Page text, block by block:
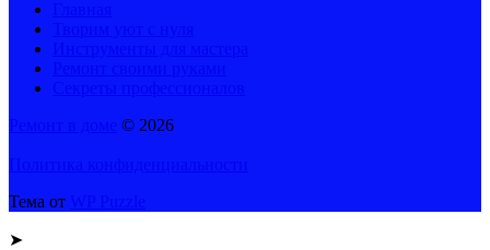
© 2026
Тема от
➤